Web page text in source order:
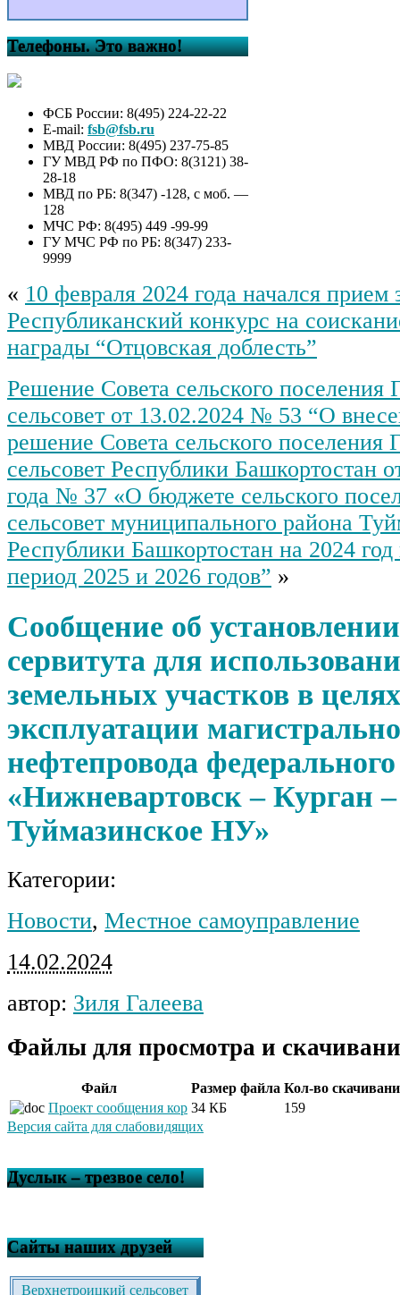
Телефоны. Это важно!
ФСБ России: 8(495) 224-22-22
E-mail: fsb@fsb.ru
МВД России: 8(495) 237-75-85
ГУ МВД РФ по ПФО: 8(3121) 38-
28-18
МВД по РБ: 8(347) -128, с моб. —
128
МЧС РФ: 8(495) 449 -99-99
ГУ МЧС РФ по РБ: 8(347) 233-
9999
« 10 февраля 2024 года начался прием
Республиканский конкурс на
награды “Отцовская доблесть”
Решение Совета сельского поселения
сельсовет от 13.02.2024 № 53 “О
решение Совета сельского поселения
сельсовет Республики Башкортостан
года № 37 «О бюджете сельского
сельсовет муниципального района
Республики Башкортостан на 2024
период 2025 и 2026 годов” »
Сообщение об
сервитута для
земельных участков в целях
эксплуатации
нефтепровода
«Нижневартовск – Курган
Туймазинское НУ»
Категории:
Новости, Местное самоуправление
14.02.2024
автор: Зиля Галеева
Файлы для просмотра и
Файл Размер файла Кол-во
Проект сообщения кор 34 КБ
159
Версия сайта для слабовидящих
Дуслык – трезвое село!
Сайты наших друзей
Верхнетроицкий сельсовет